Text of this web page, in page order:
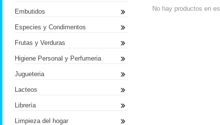
No hay productos en
Embutidos
Especies y Condimentos
Frutas y Verduras
Higiene Personal y Perfumeria
Jugueteria
Lacteos
Librería
Limpieza del hogar